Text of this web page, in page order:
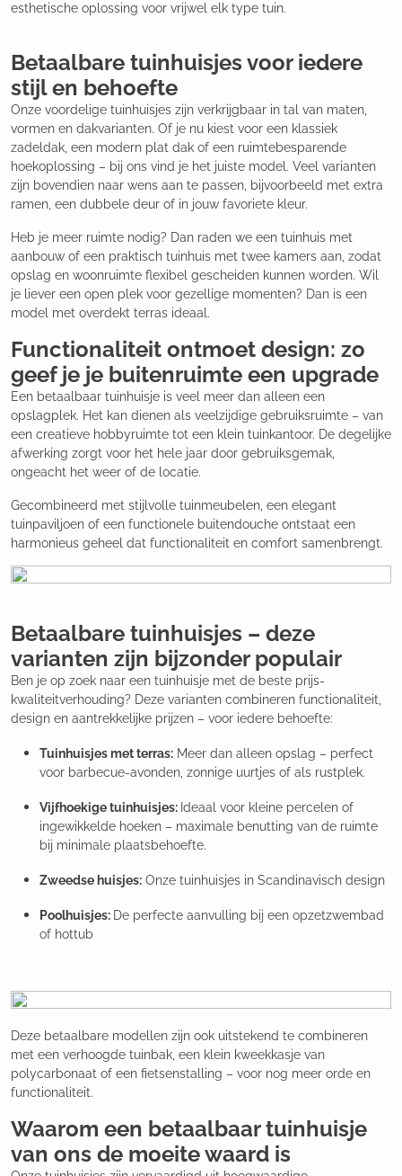
esthetische oplossing voor vrijwel elk type tuin.
Betaalbare tuinhuisjes voor iedere
stijl en behoefte
Onze voordelige tuinhuisjes zijn verkrijgbaar in tal van maten,
vormen en dakvarianten. Of je nu kiest voor een klassiek
zadeldak, een modern plat dak of een ruimtebesparende
hoekoplossing – bij ons vind je het juiste model. Veel varianten
zijn bovendien naar wens aan te passen, bijvoorbeeld met extra
ramen, een dubbele deur of in jouw favoriete kleur.
Heb je meer ruimte nodig? Dan raden we een tuinhuis met
aanbouw of een praktisch tuinhuis met twee kamers aan, zodat
opslag en woonruimte flexibel gescheiden kunnen worden. Wil
je liever een open plek voor gezellige momenten? Dan is een
model met overdekt terras ideaal.
Functionaliteit ontmoet design: zo
geef je je buitenruimte een upgrade
Een betaalbaar tuinhuisje is veel meer dan alleen een
opslagplek. Het kan dienen als veelzijdige gebruiksruimte – van
een creatieve hobbyruimte tot een klein tuinkantoor. De degelijke
afwerking zorgt voor het hele jaar door gebruiksgemak,
ongeacht het weer of de locatie.
Gecombineerd met stijlvolle tuinmeubelen, een elegant
tuinpaviljoen of een functionele buitendouche ontstaat een
harmonieus geheel dat functionaliteit en comfort samenbrengt.
Betaalbare tuinhuisjes – deze
varianten zijn bijzonder populair
Ben je op zoek naar een tuinhuisje met de beste prijs-
kwaliteitverhouding? Deze varianten combineren functionaliteit,
design en aantrekkelijke prijzen – voor iedere behoefte:
Tuinhuisjes met terras: Meer dan alleen opslag – perfect
voor barbecue-avonden, zonnige uurtjes of als rustplek.
Vijfhoekige tuinhuisjes: Ideaal voor kleine percelen of
ingewikkelde hoeken – maximale benutting van de ruimte
bij minimale plaatsbehoefte.
Zweedse huisjes: Onze tuinhuisjes in Scandinavisch design
Poolhuisjes: De perfecte aanvulling bij een opzetzwembad
of hottub
Deze betaalbare modellen zijn ook uitstekend te combineren
met een verhoogde tuinbak, een klein kweekkasje van
polycarbonaat of een fietsenstalling – voor nog meer orde en
functionaliteit.
Waarom een betaalbaar tuinhuisje
van ons de moeite waard is